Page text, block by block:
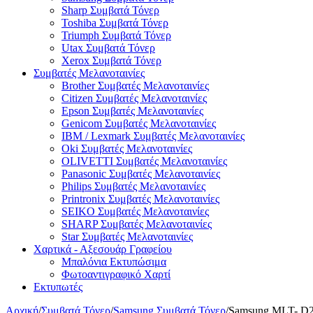
Sharp Συμβατά Τόνερ
Toshiba Συμβατά Τόνερ
Triumph Συμβατά Τόνερ
Utax Συμβατά Τόνερ
Xerox Συμβατά Τόνερ
Συμβατές Μελανοταινίες
Brother Συμβατές Μελανοταινίες
Citizen Συμβατές Μελανοταινίες
Epson Συμβατές Μελανοταινίες
Genicom Συμβατές Μελανοταινίες
IBM / Lexmark Συμβατές Μελανοταινίες
Oki Συμβατές Μελανοταινίες
OLIVETTI Συμβατές Μελανοταινίες
Panasonic Συμβατές Μελανοταινίες
Philips Συμβατές Μελανοταινίες
Printronix Συμβατές Μελανοταινίες
SEIKO Συμβατές Μελανοταινίες
SHARP Συμβατές Μελανοταινίες
Star Συμβατές Μελανοταινίες
Χαρτικά - Αξεσουάρ Γραφείου
Μπαλόνια Εκτυπώσιμα
Φωτοαντιγραφικό Χαρτί
Εκτυπωτές
Αρχική/Συμβατά Τόνερ/Samsung Συμβατά Τόνερ/Samsung MLT-